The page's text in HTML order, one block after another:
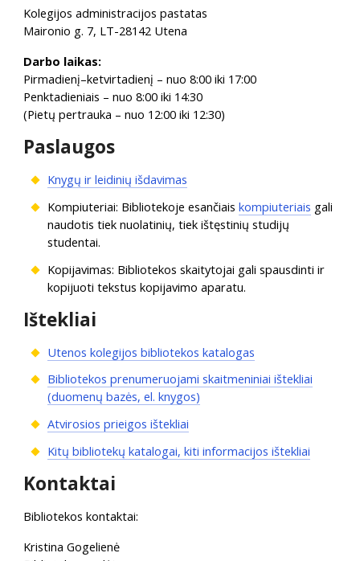
Kolegijos administracijos pastatas
Maironio g. 7, LT-28142 Utena
Darbo laikas:
Pirmadienį–ketvirtadienį – nuo 8:00 iki 17:00
Penktadieniais – nuo 8:00 iki 14:30
(Pietų pertrauka – nuo 12:00 iki 12:30)
Paslaugos
Knygų ir leidinių išdavimas
Kompiuteriai: Bibliotekoje esančiaiskompiuteriais gali
naudotis tiek nuolatinių, tiek ištęstinių studijų
studentai.
Kopijavimas: Bibliotekos skaitytojai gali spausdinti ir
kopijuoti tekstus kopijavimo aparatu.
Ištekliai
Utenos kolegijos bibliotekos katalogas
Bibliotekos prenumeruojami skaitmeniniai ištekliai
(duomenų bazės, el. knygos)
Atvirosios prieigos ištekliai
Kitų bibliotekų katalogai, kiti informacijos ištekliai
Kontaktai
Bibliotekos kontaktai:
Kristina Gogelienė